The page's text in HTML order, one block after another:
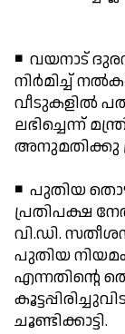
◾ വയനാട്
നിര്‍മിച്ച്
വീടുകളില്‍
ലഭിച്ചെന്ന്
അനുമതിക്കു
◾ പുതിയ
പ്രതിപക്ഷ
വി.ഡി.
പുതിയ
എന്നതിന്റെ
ചൂണ്ടിക്കാട്ടി.